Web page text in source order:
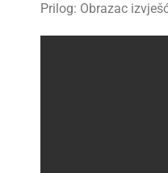
Prilog: Obrazac